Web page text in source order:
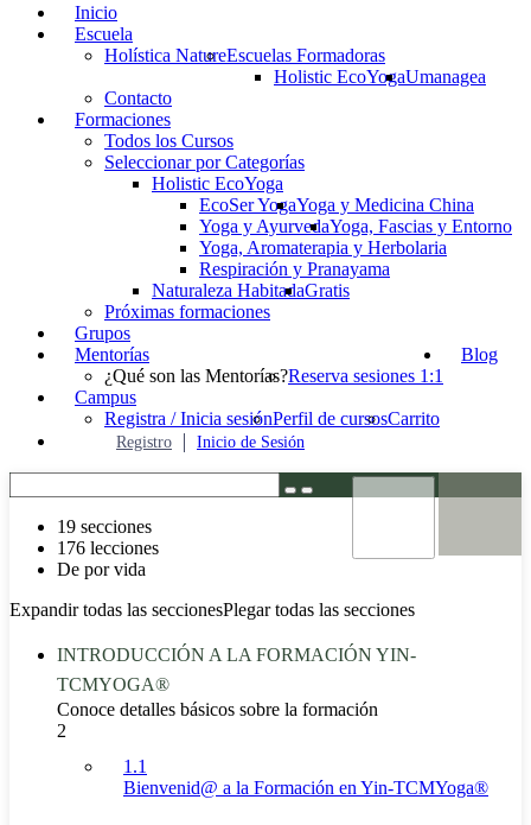
Inicio
Escuela
Holística NatureEscuelas Formadoras
Holistic EcoYogaUmanagea
Contacto
Formaciones
Todos los Cursos
Seleccionar por Categorías
Holistic EcoYoga
EcoSer YogaYoga y Medicina China
Yoga y AyurvedaYoga, Fascias y Entorno
Yoga, Aromaterapia y Herbolaria
Respiración y Pranayama
Naturaleza HabitadaGratis
Próximas formaciones
Grupos
Mentorías
¿Qué son las Mentorías?Reserva sesiones 1:1
Blog
Campus
Registra / Inicia sesiónPerfil de cursosCarrito
Registro Inicio de Sesión
19 secciones
176 lecciones
De por vida
Expandir todas las seccionesPlegar todas las secciones
INTRODUCCIÓN A LA FORMACIÓN YIN-
TCMYOGA®
Conoce detalles básicos sobre la formación
2
1.1
Bienvenid@ a la Formación en Yin-TCMYoga®